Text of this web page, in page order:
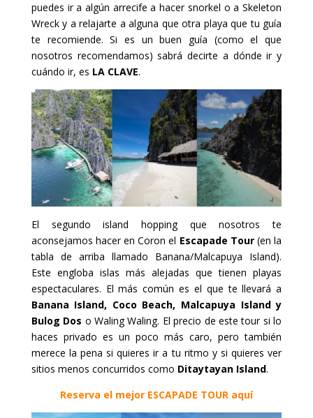
puedes ir a algún arrecife a hacer snorkel o a Skeleton
Wreck y a relajarte a alguna que otra playa que tu guía
te recomiende. Si es un buen guía (como el que
nosotros recomendamos) sabrá decirte a dónde ir y
cuándo ir, es LA CLAVE.
El segundo island hopping que nosotros te
aconsejamos hacer en Coron el Escapade Tour(en la
tabla de arriba llamado Banana/Malcapuya Island).
Este engloba islas más alejadas que tienen playas
espectaculares. El más común es el que te llevará a
Banana Island, Coco Beach, Malcapuya Island y
Bulog Dos o Waling Waling. El precio de este tour si lo
haces privado es un poco más caro, pero también
merece la pena si quieres ir a tu ritmo y si quieres ver
sitios menos concurridos como Ditaytayan Island.
Reserva el mejor ESCAPADE TOUR aquí